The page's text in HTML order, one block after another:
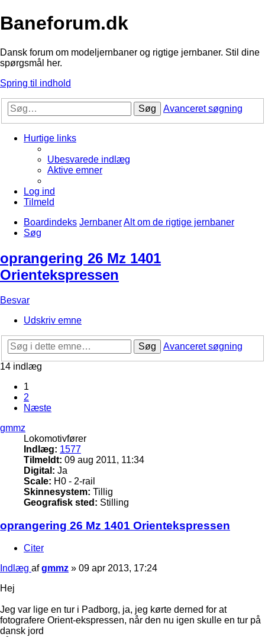
Baneforum.dk
Dansk forum om modeljernbaner og rigtige jernbaner. Stil dine
spørgsmål her.
Spring til indhold
Søg Avanceret søgning
Hurtige links
Ubesvarede indlæg
Aktive emner
Log ind
Tilmeld
Boardindeks JernbanerAlt om de rigtige jernbaner
Søg
oprangering 26 Mz 1401
Orientekspressen
Besvar
Udskriv emne
Søg
Avanceret søgning
14 indlæg
1
2
Næste
gmmz
Lokomotivfører
Indlæg: 1577
Tilmeldt: 09 aug 2011, 11:34
Digital: Ja
Scale: H0 - 2-rail
Skinnesystem: Tillig
Geografisk sted: Stilling
oprangering 26 Mz 1401 Orientekspressen
Citer
Indlæg afgmmz » 09 apr 2013, 17:24
Hej
Jeg var lige en tur i Padborg, ja, jeg kørte derned for at
fotografere Orient-ekspressen, når den nu igen skulle en tur på
dansk jord